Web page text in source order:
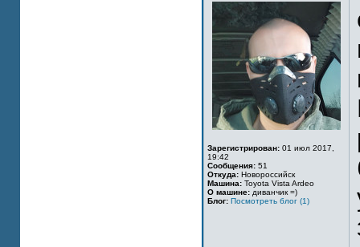
Зарегистрирован: 01 июл 2017,
19:42
Сообщения: 51
Откуда: Новороссийск
Машина: Toyota Vista Ardeo
О машине: диванчик =)
Блог: Посмотреть блог (1)